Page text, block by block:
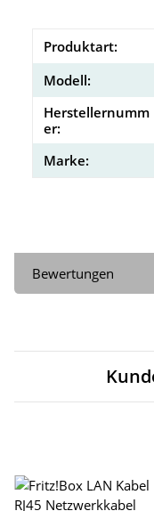
Produktart:
Modell:
Herstellernumm
er:
Marke:
Bewertungen